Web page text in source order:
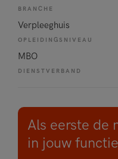
BRANCHE
Verpleeghuis
OPLEIDINGSNIVEAU
MBO
DIENSTVERBAND
Als eerste de
in jouw